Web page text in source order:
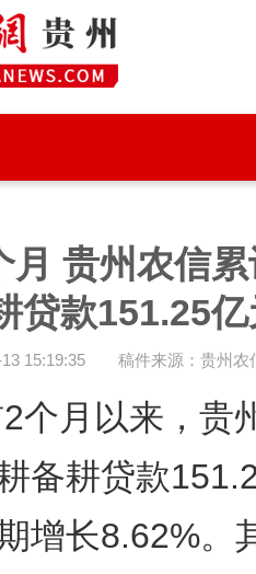
月 贵州农信
贷款151.25
15:19:35 稿件来源：贵州农
月以来，贵
备耕贷款
增长8.62%。